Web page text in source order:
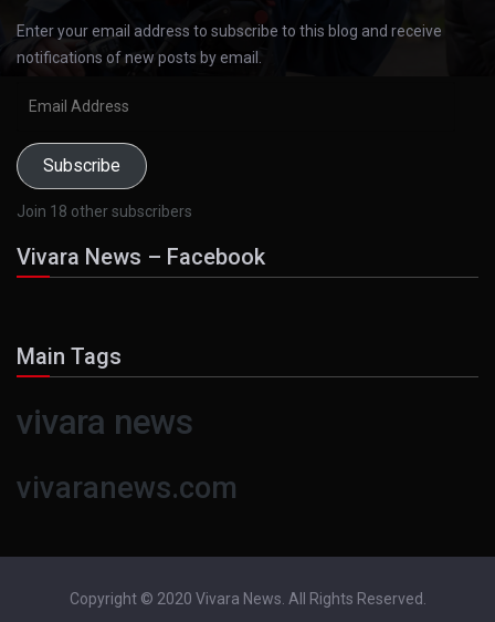
Enter your email address to subscribe to this blog and receive
notifications of new posts by email.
Subscribe
Join 18 other subscribers
Vivara News – Facebook
Main Tags
vivara news
vivaranews.com
Copyright © 2020 Vivara News. All Rights Reserved.